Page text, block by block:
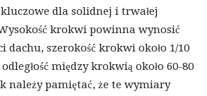
dla solidnej i trwałej
krokwi powinna wynosić
dachu, szerokość krokwi około 1/10
między krokwią około 60-80
należy pamiętać, że te wymiary